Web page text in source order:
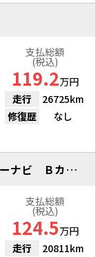
支払総額
(税込)
119.2万円
走行
26725km
修復歴
なし
Ｎ-ＢＯＸ Ｌ 純正８プレミアムインターナビ Ｂカメラ シートヒーター
支払総額
(税込)
124.5万円
走行
20811km